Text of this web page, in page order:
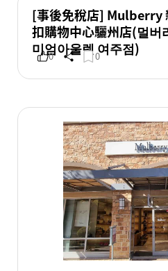
[事後免稅店] Mulberry
扣購物中心驪州店(멀버
미엄아울렛 여주점)
0 0